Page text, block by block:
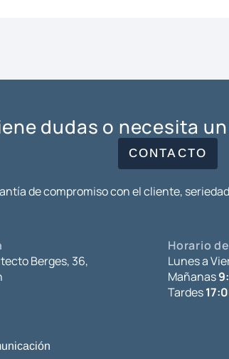
dudas o necesita
CONTACTO
de compromiso con el cliente,
Berges, 36,
Horario
Lunes a
Mañanas
Tardes